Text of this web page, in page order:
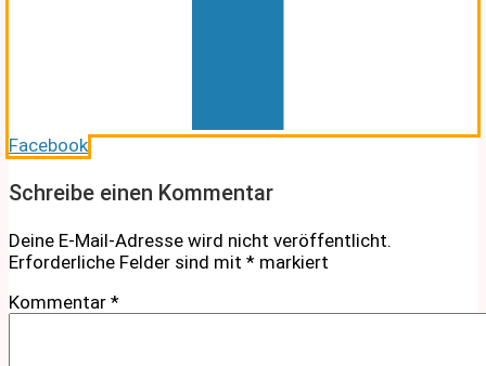
Facebook
Schreibe einen Kommentar
Deine E-Mail-Adresse wird nicht veröffentlicht.
Erforderliche Felder sind mit * markiert
Kommentar *